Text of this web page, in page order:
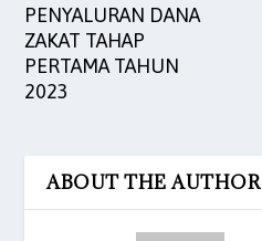
PENYALURAN DANA
ZAKAT TAHAP
PERTAMA TAHUN
2023
ABOUT THE AUTHOR